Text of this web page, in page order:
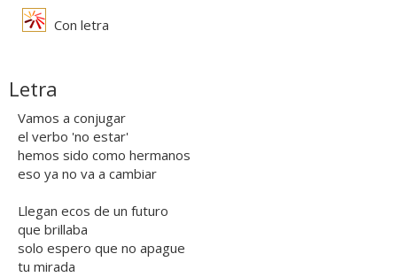
Con letra
Letra
Vamos a conjugar
el verbo 'no estar'
hemos sido como hermanos
eso ya no va a cambiar
Llegan ecos de un futuro
que brillaba
solo espero que no apague
tu mirada